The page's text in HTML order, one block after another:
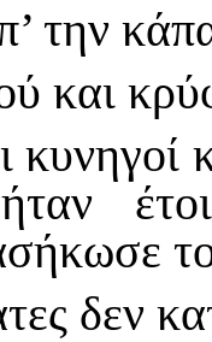
την
και
κυνηγοί
δεν